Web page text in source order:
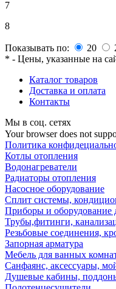
7
8
Показывать по: 20
* - Цены, указанные на
Каталог товаров
Доставка и оплата
Контакты
Мы в соц. сетях
Your browser does not
Политика
Котлы отопления
Водонагреватели
Радиаторы отопления
Насосное оборудование
Сплит системы,
Приборы и оборудование
Трубы,фитинги,
Резьбовые соединения,
Запорная арматура
Мебель для ванных
Санфаянс, аксессуары,
Душевые кабины,